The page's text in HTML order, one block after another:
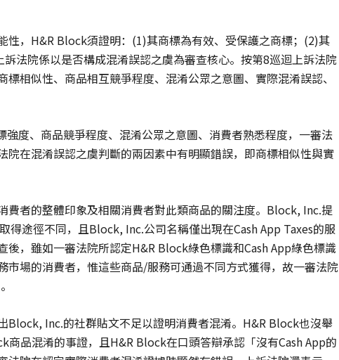
性，H&R Block須證明：(1)其商標為有效、受保護之商標；(2)其
法院係以是否構成混淆誤認之虞為審查核心。按第8巡迴上訴法院
相似性、商品相互競爭程度、混淆公眾之意圖、實際混淆誤認、
度、商品競爭程度、混淆公眾之意圖、消費者熟悉程度，一審法
在混淆誤認之虞判斷的兩因素中有明顯錯誤，即商標相似性與實
費者的整體印象及相關消費者對此類商品的關注度。Block, Inc.提
得途徑不同，且Block, Inc.公司名稱僅出現在Cash App Taxes的服
，雖如一審法院所認定H&R Block綠色標識和Cash App綠色標識
市場的消費者，惟這些商品/服務可通過不同方式獲得，故一審法院
。
Block, Inc.的社群貼文不足以證明消費者混淆。H&R Block也沒舉
商品混淆的事證，且H&R Block在口頭答辯承認「沒有Cash App的